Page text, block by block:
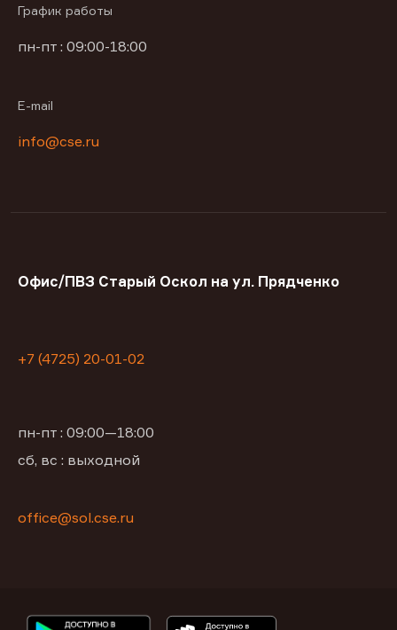
График работы
пн-пт : 09:00-18:00
E-mail
info@cse.ru
Офис/ПВЗ Старый Оскол на ул. Прядченко
+7 (4725) 20-01-02
пн-пт : 09:00—18:00
сб, вс : выходной
office@sol.cse.ru